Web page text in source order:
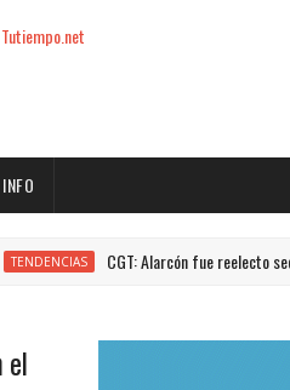
Tutiempo.net
CGT: Alarcón fue reelecto secretario de
el